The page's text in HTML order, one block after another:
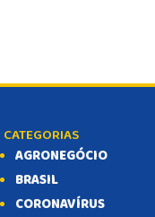
CATEGORIAS
AGRONEGÓCIO
BRASIL
CORONAVÍRUS